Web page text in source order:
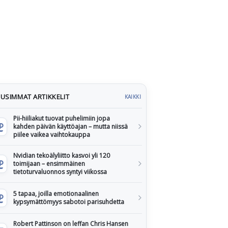
ARTIKKELIT KAIKKI
Pii-hiiliakut tuovat puhelimiin jopa
kahden päivän käyttöajan – mutta niissä
piilee vaikea vaihtokauppa
Nvidian tekoälyliitto kasvoi yli 120
toimijaan – ensimmäinen
tietoturvaluonnos syntyi viikossa
5 tapaa, joilla emotionaalinen
kypsymättömyys sabotoi parisuhdetta
Robert Pattinson on leffan Chris Hansen